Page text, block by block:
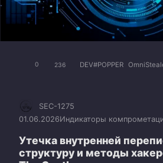
0 236 DEV#POPPER
SEC-1275
01.06.2026Индикаторы
Утечка внутренней
структуру и методы